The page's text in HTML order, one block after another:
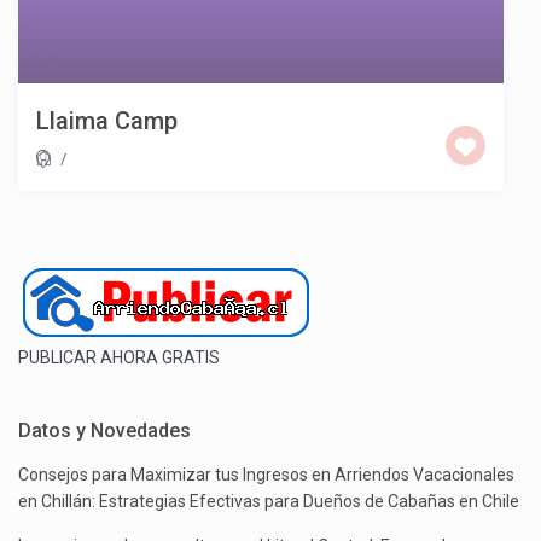
Llaima Camp
/
PUBLICAR AHORA GRATIS
Datos y Novedades
Consejos para Maximizar tus Ingresos en Arriendos Vacacionales
en Chillán: Estrategias Efectivas para Dueños de Cabañas en Chile